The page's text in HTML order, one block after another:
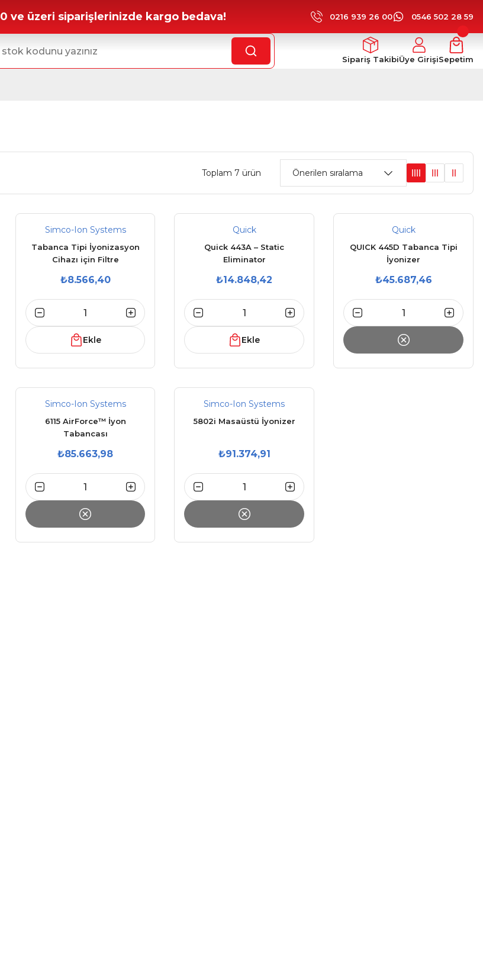
ve üzeri siparişlerinizde kargo bedava! 0216 939 26 00 0546 502 28 59
Sipariş TakibiÜye GirişiSepetim
Toplam 7 ürün
Simco-Ion Systems
Tabanca Tipi İyonizasyon
Cihazı için Filtre
₺8.566,40
Ekle
Quick
Quick 443A – Static
Eliminator
₺14.848,42
Ekle
Quick
QUICK 445D Tabanca Tipi
İyonizer
₺45.687,46
Simco-Ion Systems
6115 AirForce™ İyon
Tabancası
₺85.663,98
Simco-Ion Systems
5802i Masaüstü İyonizer
₺91.374,91